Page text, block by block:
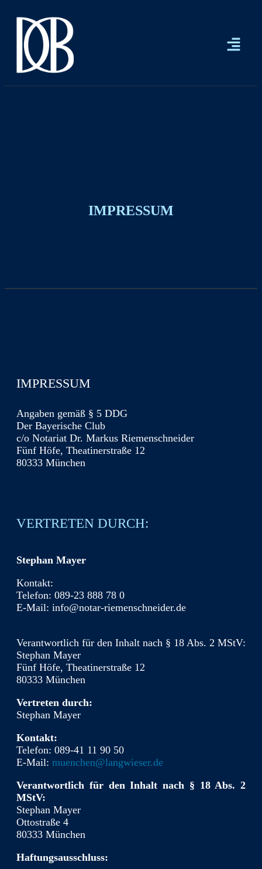
IMPRESSUM
IMPRESSUM
Angaben gemäß § 5 DDG
Der Bayerische Club
c/o Notariat Dr. Markus Riemenschneider
Fünf Höfe, Theatinerstraße 12
80333 München
VERTRETEN DURCH:
Stephan Mayer
Kontakt:
Telefon: 089-23 888 78 0
E-Mail: info@notar-riemenschneider.de
Verantwortlich für den Inhalt nach § 18 Abs. 2 MStV:
Stephan Mayer
Fünf Höfe, Theatinerstraße 12
80333 München
Vertreten durch:
Stephan Mayer
Kontakt:
Telefon: 089-41 11 90 50
E-Mail: muenchen@langwieser.de
Verantwortlich für den Inhalt nach § 18 Abs. 2
MStV:
Stephan Mayer
Ottostraße 4
80333 München
Haftungsausschluss: